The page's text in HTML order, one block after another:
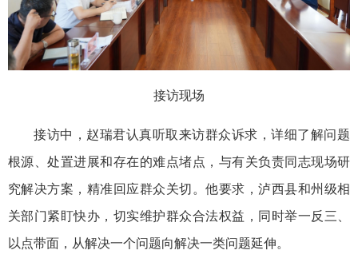
接访现场
接访中，赵瑞君认真听取来访群众诉求，详细了解问题
根源、处置进展和存在的难点堵点，与有关负责同志现场研
究解决方案，精准回应群众关切。他要求，泸西县和州级相
关部门紧盯快办，切实维护群众合法权益，同时举一反三、
以点带面，从解决一个问题向解决一类问题延伸。